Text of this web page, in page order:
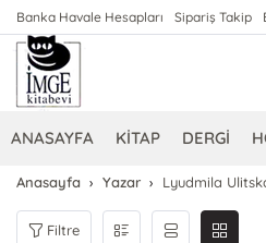
Banka Havale Hesapları Sipariş Takip
ANASAYFA KİTAP DERGİ
Anasayfa Yazar Lyudmila
Filtre